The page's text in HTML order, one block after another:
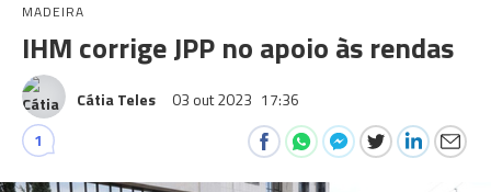
MADEIRA
IHM corrige JPP no apoio às rendas
Cátia Teles 03 out 2023 17:36
1